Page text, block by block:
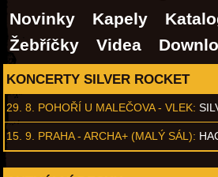
Novinky Kapely
Žebříčky
Videa
KONCERTY SILVER ROCKET
29. 8. POHOŘÍ U MALEČOVA - VLEK:
15. 9. PRAHA - ARCHA+ (MALÝ SÁL):